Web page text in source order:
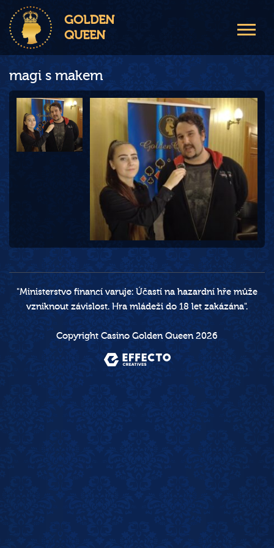
GOLDEN
QUEEN
magi s makem
"Ministerstvo financí varuje: Účastí na hazardní hře může
vzniknout závislost. Hra mládeži do 18 let zakázána".
Copyright Casino Golden Queen 2026